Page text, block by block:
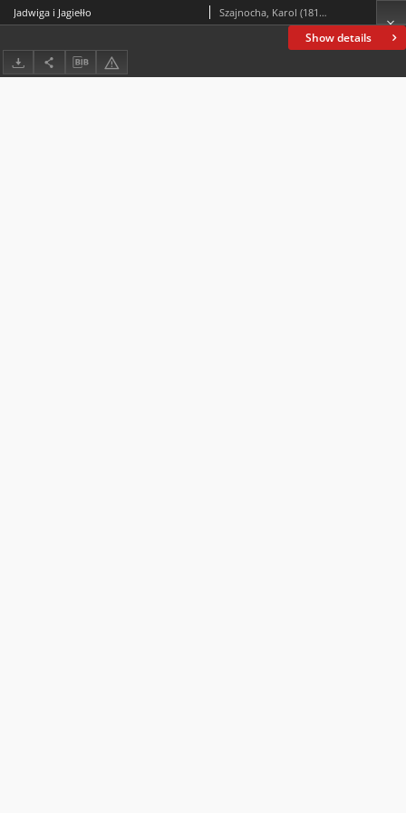
Show details
Jadwiga i Jagiełło Szajnocha, Karol (1818-1868)